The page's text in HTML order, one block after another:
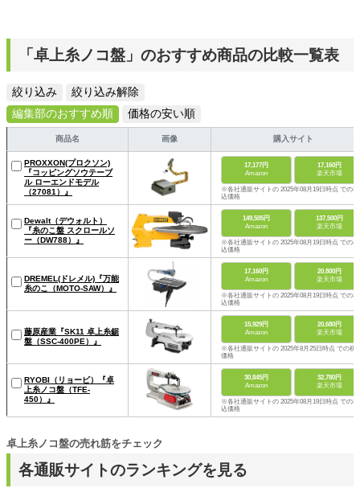
「卓上糸ノコ盤」のおすすめ商品の比較一覧表
絞り込み
絞り込み解除
編集部のおすすめ順
価格の安い順
商品名 画像 購入サイト
PROXXON(プロクソン)
『コッピングソウテーブ
ル ローエンドモデル
（27081）』
17,177円
Amazon
17,160円
楽天市場
※各社通販サイトの 2025年08月19日時点 での税
込価格
Dewalt（デウォルト）
『糸のこ盤 スクロールソ
ー（DW788）』
149,505円
Amazon
137,500円
楽天市場
※各社通販サイトの 2025年08月19日時点 での税
込価格
DREMEL(ドレメル)『万能
糸のこ（MOTO-SAW）』
17,160円
Amazon
20,800円
楽天市場
※各社通販サイトの 2025年08月19日時点 での税
込価格
藤原産業『SK11 卓上糸鋸
盤（SSC-400PE）』
15,929円
Amazon
20,680円
楽天市場
※各社通販サイトの 2025年8月25日時点 での税
価格
RYOBI（リョービ）『卓
上糸ノコ盤（TFE-
450）』
30,845円
Amazon
32,780円
楽天市場
※各社通販サイトの 2025年08月19日時点 での税
込価格
各通販サイトのランキングを見る
卓上糸ノコ盤の売れ筋をチェック